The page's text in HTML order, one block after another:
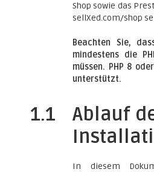
Shop sowie das
sellXed.com/shop
Beachten Sie,
mindestens die
müssen. PHP 8
unterstützt.
1.1
Ablauf
In diesem